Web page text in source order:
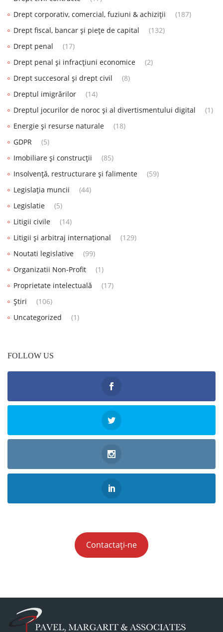
Drept corporativ, comercial, fuziuni & achiziții
(187)
Drept fiscal, bancar și piețe de capital
(132)
Drept penal
(17)
Drept penal și infracțiuni economice
(2)
Drept succesoral și drept civil
(8)
Dreptul imigrărilor
(14)
Dreptul jocurilor de noroc și al divertismentului digital
(1)
Energie și resurse naturale
(18)
GDPR
(5)
Imobiliare și construcții
(85)
Insolvență, restructurare și falimente
(59)
Legislația muncii
(44)
Legislatie
(5)
Litigii civile
(14)
Litigii și arbitraj internațional
(129)
Noutati legislative
(99)
Organizatii Non-Profit
(1)
Proprietate intelectuală
(17)
Știri
(106)
Uncategorized
(1)
FOLLOW US
Contactați-ne